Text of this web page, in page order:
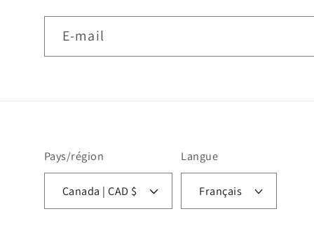
E-mail
Pays/région
Canada | CAD $
Langue
Français